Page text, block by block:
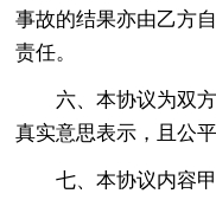
事故的结果亦由乙方
责任。
六、本协议为双
真实意思表示，且公平
七、本协议内容